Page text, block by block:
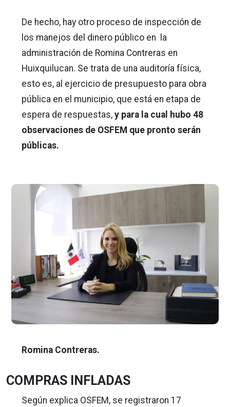
De hecho, hay otro proceso de inspección de
los manejos del dinero público en la
administración de Romina Contreras en
Huixquilucan. Se trata de una auditoría física,
esto es, al ejercicio de presupuesto para obra
pública en el municipio, que está en etapa de
espera de respuestas, y para la cual hubo 48
observaciones de OSFEM que pronto serán
públicas.
Romina Contreras.
COMPRAS INFLADAS
Según explica OSFEM, se registraron 17